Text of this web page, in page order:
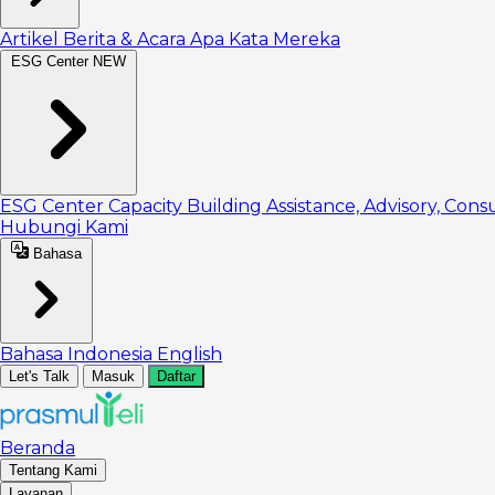
Artikel Berita & Acara Apa Kata Mereka
ESG Center NEW
ESG Center Capacity Building Assistance, Advisory,
Hubungi Kami
Bahasa
Bahasa Indonesia English
Let's Talk Masuk Daftar
Beranda
Tentang Kami